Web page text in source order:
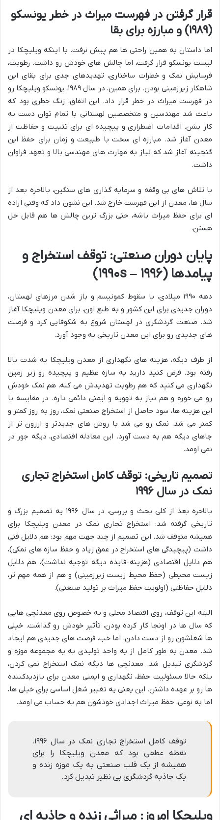
قرار گرفتن در فهرست میراث در خطر یونسکو
(۱۹۸۹) و مبارزه برای بقا
اما داستان به همین راحتی ها هم پیش نرفت. با اینکه ویلیچکا در
لیست یونسکو قرار گرفت، اما چالش های خودش رو داشت. رطوبت،
فرسایش نمک و خطرات ساختاری، تهدیدهای جدی برای بقای این
شاهکار زیرزمینی بودن. برای همین، در سال ۱۹۸۹، یونسکو ویلیچکا رو
در فهرست میراث در خطر قرار داد. این اتفاق، زنگ خطری بود که
باعث شد مهندسین و متخصصین لهستانی با تمام توان دست به
کار بشن. اقدامات اضطراری و پیچیده ای برای تثبیت و حفاظت از
معدن آغاز شد. مبارزه ای سخت با طبیعت و زمان برای حفظ این
گنجینه آغاز شد که نیاز به مهارت های مهندسی بالا و تعهد فراوان
داشت.
با تلاش های بی وقفه و سرمایه گذاری های سنگین، بالاخره بعد از
سال ها، معدن از این فهرست خارج شد. این نشون داد که وقتی اراده
ای برای حفظ میراث باشه، حتی بزرگ ترین چالش ها هم قابل حل
هستن.
پایان دوران صنعتی: توقف استخراج و
پیامدها (۱۹۹۰s – ۱۹۹۶)
دهه ۱۹۹۰ میلادی، با سقوط کمونیسم و باز شدن مرزهای لهستان،
دوران جدیدی برای این کشور و به طبع اون، برای معدن ویلیچکا آغاز
شد. صنعت گردشگری در لهستان شروع به شکوفایی کرد و فرصت
های جدیدی رو برای این معدن تاریخی به وجود آورد.
از طرف دیگه، هزینه های نگهداری از معدن ویلیچکا به شدت بالا
رفته بود. فرض کنید دارید یه سازه عظیم و پیچیده رو زیر زمین
نگهداری می کنید که هم رطوبت تهدیدش می کنه، هم نمک خودش
رو می خوره و هم نیاز به تهویه و ایمنی دائمی داره. در مقایسه با
این هزینه ها، سود حاصل از استخراج صنعتی نمک، روز به روز کمتر و
کمتر می شد. نمک رو می شد با روش های جدیدتر و ارزون تر از
جاهای دیگه هم به دست آورد. این معادله اقتصادی، دیگه جور در
نمی اومد.
تصمیم تاریخی: توقف کامل استخراج تجاری
نمک در سال ۱۹۹۶
بالاخره بعد از کلی بحث و بررسی، در سال ۱۹۹۶ یه تصمیم بزرگ و
تاریخی گرفته شد: استخراج تجاری نمک در معدن ویلیچکا برای
همیشه متوقف شد. این تصمیم از چند جهت مهم بود: هم دلایل فنی
داشت (پیچیدگی های استخراج در عمق زیاد و حفظ سازه های نمکی)،
هم دلایل اقتصادی (هزینه-فایده دیگه توجیه نداشت)، هم دلایل
زیست محیطی (حفظ محیط زیست زیرزمینی) و هم از همه مهم تر،
دلایل حفاظتی (اولویت حفظ میراث بر تولید صنعتی).
البته این توقف، روی اقتصاد محلی و به خصوص روی معدنچی هایی
که سال ها در اونجا کار کرده بودن، تأثیر خودش رو گذاشت. خیلی
ها شغلشون رو از دست دادن، اما خب، فرصت های جدیدی هم ایجاد
شد. معدن به طور کامل از یه واحد تولیدی به یه مجموعه موزه و
گردشگری تبدیل شد. معدنچی ها دیگه نمک استخراج نمی کردن،
بلکه حالا مسئولیت حفظ، نگهداری و ایمنی معدن برای بازدیدکننده
ها رو بر عهده داشتن. این یعنی یه تغییر شغل اساسی برای خیلی ها،
اما به نوعی، حفظ میراث اجدادی خودشون هم به حساب می اومد.
توقف کامل استخراج تجاری نمک در سال ۱۹۹۶،
نقطه عطفی بود که معدن ویلیچکا را برای
همیشه از یک قلب صنعتی به یک موزه زنده و
یک جاذبه گردشگری بی نظیر تبدیل کرد.
ویلیچکا امروز: میراثی زنده و جاذبه ای